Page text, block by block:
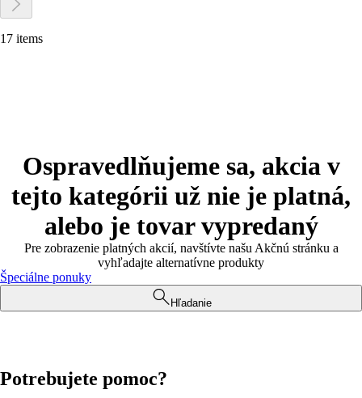
17 items
Ospravedlňujeme sa, akcia v
tejto kategórii už nie je platná,
alebo je tovar vypredaný
Pre zobrazenie platných akcií, navštívte našu Akčnú stránku a
vyhľadajte alternatívne produkty
Špeciálne ponuky
Hľadanie
Potrebujete pomoc?